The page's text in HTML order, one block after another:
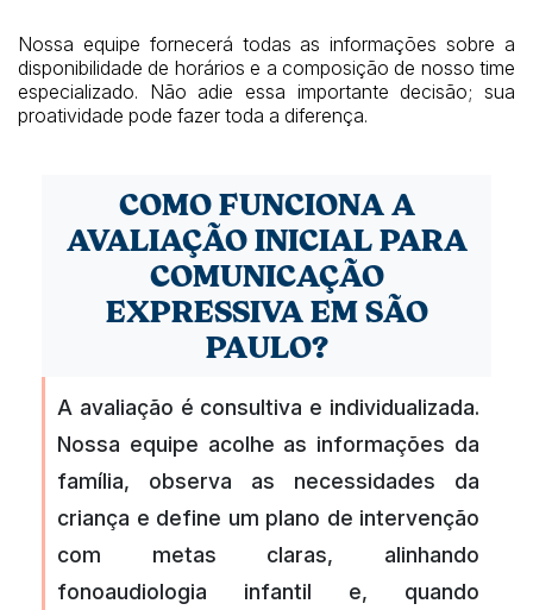
Nossa equipe fornecerá todas as informações sobre a
disponibilidade de horários e a composição de nosso time
especializado. Não adie essa importante decisão; sua
proatividade pode fazer toda a diferença.
COMO FUNCIONA A
AVALIAÇÃO INICIAL PARA
COMUNICAÇÃO
EXPRESSIVA EM SÃO
PAULO?
A avaliação é consultiva e individualizada.
Nossa equipe acolhe as informações da
família, observa as necessidades da
criança e define um plano de intervenção
com metas claras, alinhando
fonoaudiologia infantil e, quando